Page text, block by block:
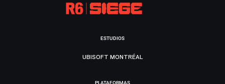
ESTUDIOS
UBISOFT MONTRÉAL
PLATAFORMAS